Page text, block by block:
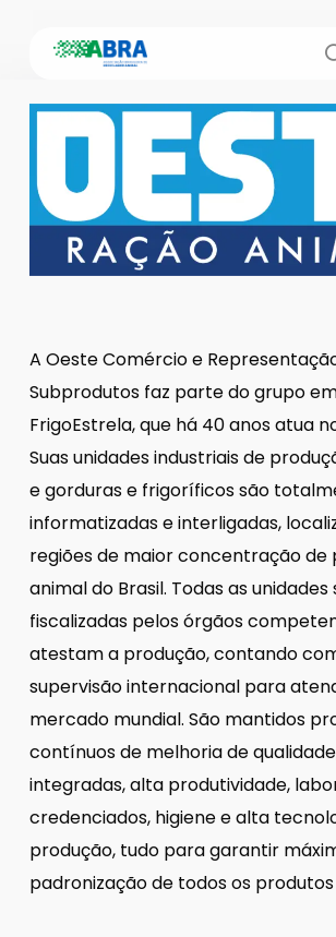
content
A Oeste Comércio e
Subprodutos faz parte do grupo
FrigoEstrela, que há 40 anos atua
Suas unidades industriais de
e gorduras e frigoríficos são
informatizadas e interligadas,
regiões de maior concentração de
animal do Brasil. Todas as unidades
fiscalizadas pelos órgãos
atestam a produção, contando
supervisão internacional para
mercado mundial. São mantidos
contínuos de melhoria de
integradas, alta produtividade,
credenciados, higiene e alta
produção, tudo para garantir
padronização de todos os